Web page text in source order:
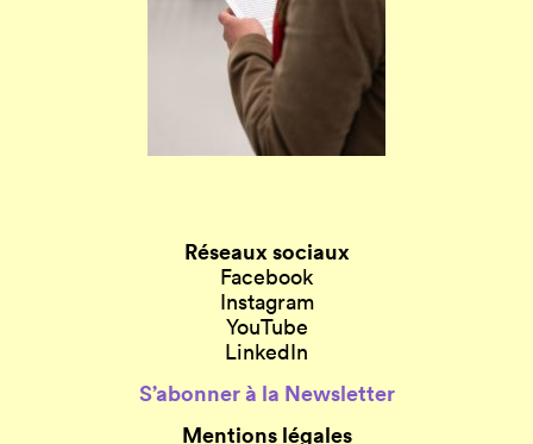
Réseaux sociaux
Facebook
Instagram
YouTube
LinkedIn
S’abonner à la Newsletter
Mentions légales